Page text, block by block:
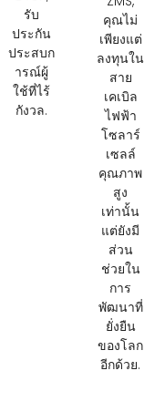
รับ
ประกัน
ประสบก
ารณ์ผู้
ใช้ที่ไร้
กังวล.
คุณไม่
เพียงแต่
ลงทุนใน
สาย
เคเบิล
ไฟฟ้า
โซลาร์
เซลล์
คุณภาพ
สูง
เท่านั้น
แต่ยังมี
ส่วน
ช่วยใน
การ
พัฒนาที่
ยั่งยืน
ของโลก
อีกด้วย.